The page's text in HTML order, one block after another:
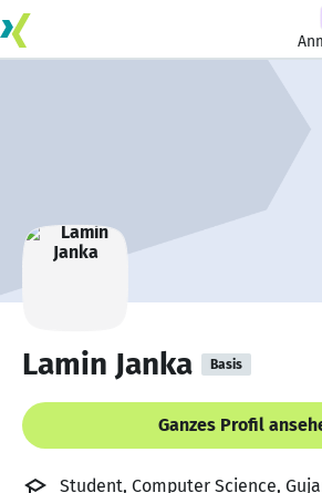
Lamin Janka Basis
Ganzes Profil
Student, Computer Science,